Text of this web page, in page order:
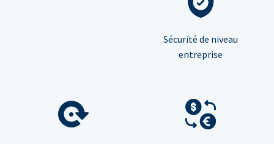
Sécurité de niveau
entreprise